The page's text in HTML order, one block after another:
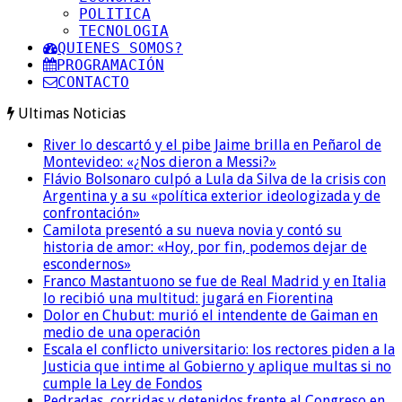
POLITICA
TECNOLOGIA
QUIENES SOMOS?
PROGRAMACIÓN
CONTACTO
Ultimas Noticias
River lo descartó y el pibe Jaime brilla en Peñarol de
Montevideo: «¿Nos dieron a Messi?»
Flávio Bolsonaro culpó a Lula da Silva de la crisis con
Argentina y a su «política exterior ideologizada y de
confrontación»
Camilota presentó a su nueva novia y contó su
historia de amor: «Hoy, por fin, podemos dejar de
escondernos»
Franco Mastantuono se fue de Real Madrid y en Italia
lo recibió una multitud: jugará en Fiorentina
Dolor en Chubut: murió el intendente de Gaiman en
medio de una operación
Escala el conflicto universitario: los rectores piden a la
Justicia que intime al Gobierno y aplique multas si no
cumple la Ley de Fondos